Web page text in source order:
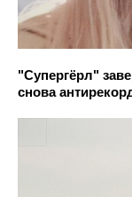
"Супергёрл"
снова